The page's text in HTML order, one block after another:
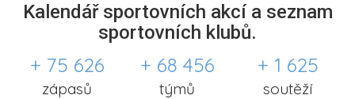
Kalendář sportovních akcí a seznam
sportovních klubů.
+ 75 626
zápasů
+ 68 456
týmů
+ 1 625
soutěží